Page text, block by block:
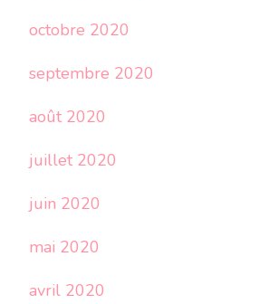
octobre 2020
septembre 2020
août 2020
juillet 2020
juin 2020
mai 2020
avril 2020